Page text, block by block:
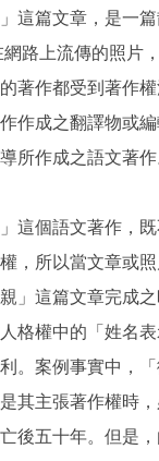
這篇文章，是一
路上流傳的照片
著作都受到著作
作成之翻譯物或
所作成之語文著
這個語文著作，
，所以當文章或
」這篇文章完成
格權中的「姓名
。案例事實中，
其主張著作權時
後五十年。但是